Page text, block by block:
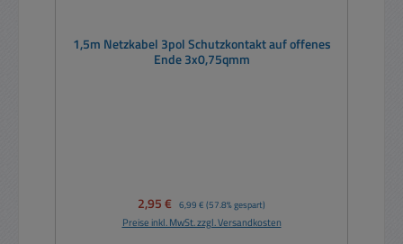
1,5m Netzkabel 3pol Schutzkontakt auf offenes
Ende 3x0,75qmm
Verkaufspreis:
2,95 € Regulärer Preis:
6,99 € (57.8% gespart)
Preise inkl. MwSt. zzgl. Versandkosten